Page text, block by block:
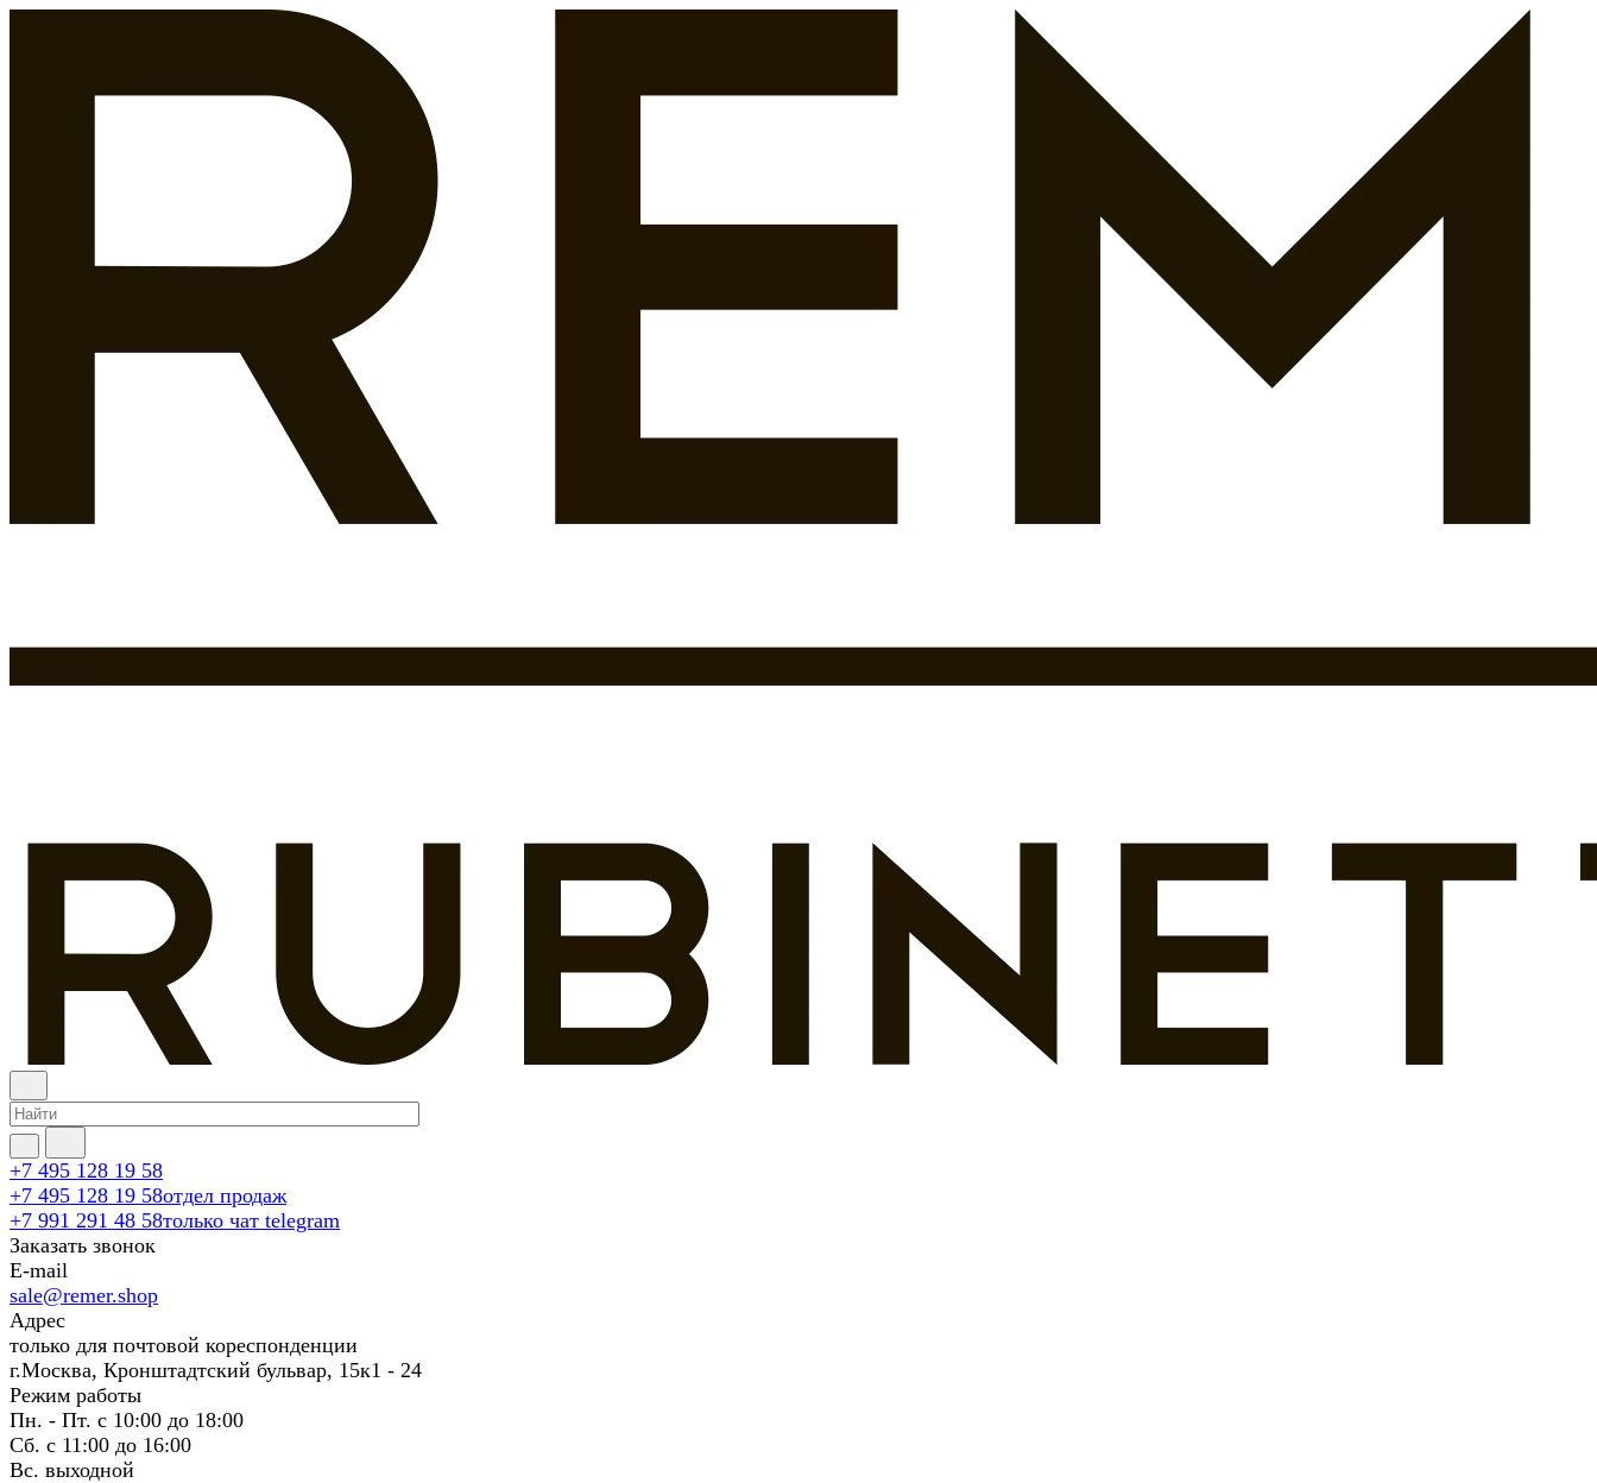
+7 495 128 19 58
+7 495 128 19 58отдел продаж
+7 991 291 48 58только чат telegram
Заказать звонок
E-mail
sale@remer.shop
Адрес
только для почтовой кореспонденции
г.Москва, Кронштадтский бульвар, 15к1 - 24
Режим работы
Пн. - Пт. с 10:00 до 18:00
Сб. с 11:00 до 16:00
Вс. выходной